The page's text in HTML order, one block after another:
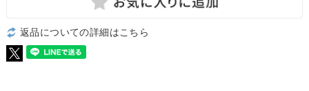
返品についての詳細はこちら